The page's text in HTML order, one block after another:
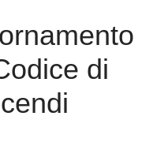
di